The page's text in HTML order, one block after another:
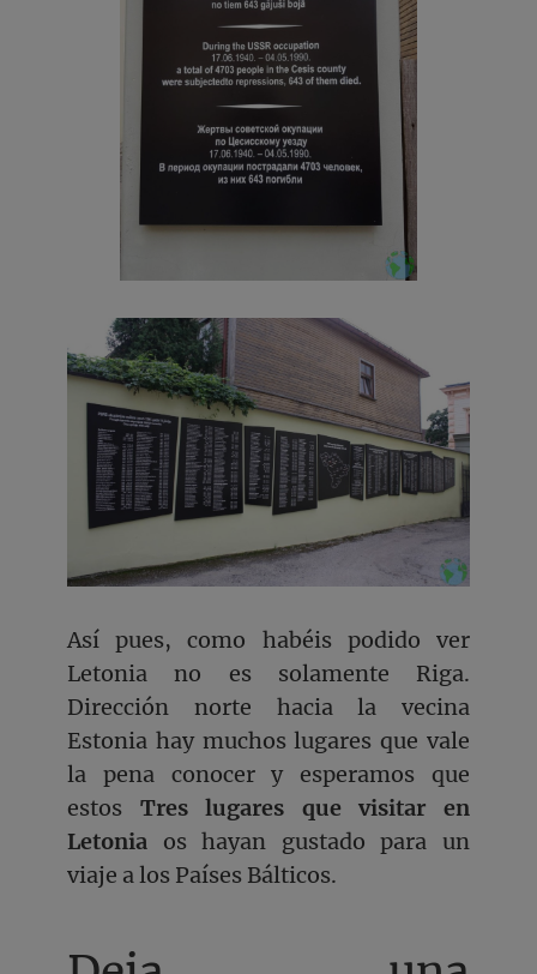
Así pues, como habéis podido ver
Letonia no es solamente Riga.
Dirección norte hacia la vecina
Estonia hay muchos lugares que vale
la pena conocer y esperamos que
estos Tres lugares que visitar en
Letonia os hayan gustado para un
viaje a los Países Bálticos.